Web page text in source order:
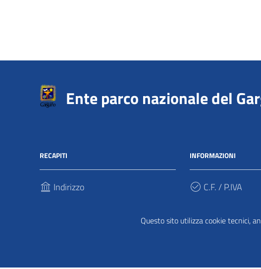
Questo sito utilizza cookie tecnici,
Ente parco nazionale del
RECAPITI
Indirizzo
71037, Monte Sant'Angelo (Fg)
INFORMAZIONI
C.F. / P.IVA
Cod. Univoco